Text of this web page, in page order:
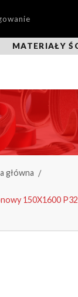
MATERIAŁY
główna
150X1600